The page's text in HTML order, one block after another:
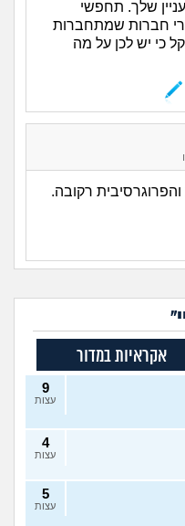
שלך. תחפשי
חברות שמתחברות
כי יש לכן על מה
רקובה.
אקראיות במדור
9
עצות
4
עצות
5
עצות